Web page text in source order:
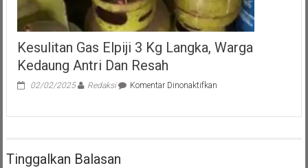
Kesulitan Gas Elpiji 3 Kg Langka, Warga
Kedaung Antri Dan Resah
02/02/2025 Redaksi Komentar Dinonaktifkanpada
Tinggalkan Balasan